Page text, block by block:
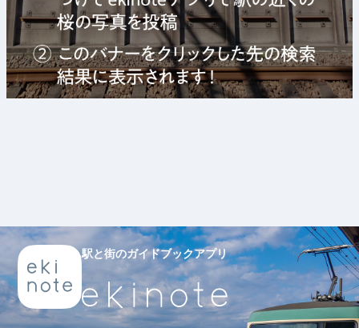
駅と街のガイドブックアプリ